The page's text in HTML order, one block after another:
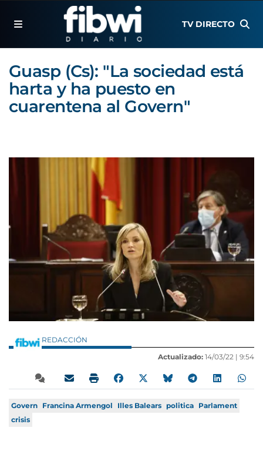
TV DIRECTO
Guasp (Cs): "La sociedad está
harta y ha puesto en
cuarentena al Govern"
REDACCIÓN
Actualizado: 14/03/22 | 9:54
Govern Francina Armengol Illes Balears politica Parlament
crisis